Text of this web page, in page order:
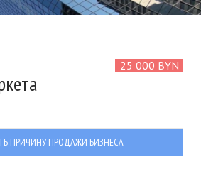
25 000 BYN
ПРИЧИНУ ПРОДАЖИ БИЗНЕСА